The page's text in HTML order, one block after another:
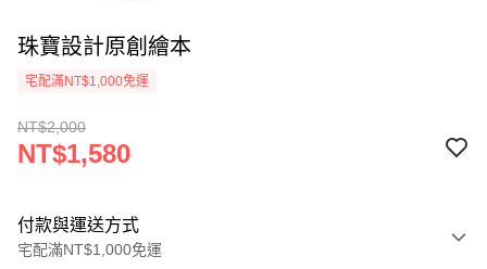
珠寶設計原創繪本
宅配滿NT$1,000免運
NT$2,000
NT$1,580
付款與運送方式
宅配滿NT$1,000免運